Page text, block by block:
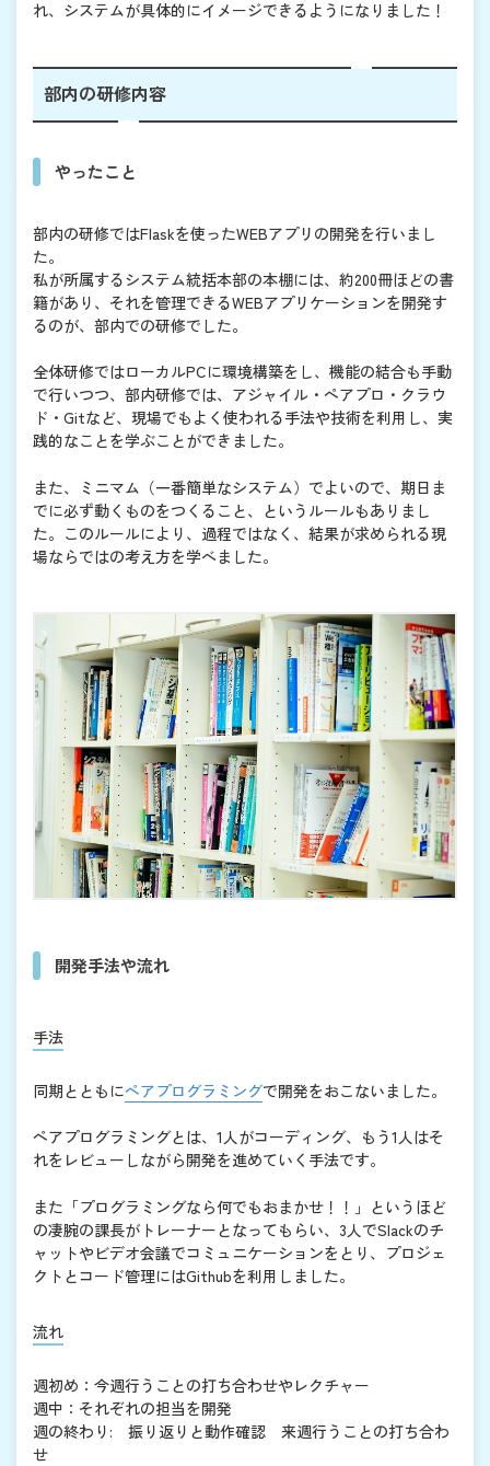
れ、システムが具体的にイメージできるようになりました！
部内の研修内容
やったこと
部内の研修ではFlaskを使ったWEBアプリの開発を行いまし
た。
私が所属するシステム統括本部の本棚には、約200冊ほどの書
籍があり、それを管理できるWEBアプリケーションを開発す
るのが、部内での研修でした。
全体研修ではローカルPCに環境構築をし、機能の結合も手動
で行いつつ、部内研修では、アジャイル・ペアプロ・クラウ
ド・Gitなど、現場でもよく使われる手法や技術を利用し、実
践的なことを学ぶことができました。
また、ミニマム（一番簡単なシステム）でよいので、期日ま
でに必ず動くものをつくること、というルールもありまし
た。このルールにより、過程ではなく、結果が求められる現
場ならではの考え方を学べました。
開発手法や流れ
手法
同期とともにペアプログラミングで開発をおこないました。
ペアプログラミングとは、1人がコーディング、もう1人はそ
れをレビューしながら開発を進めていく手法です。
また「プログラミングなら何でもおまかせ！！」というほど
の凄腕の課長がトレーナーとなってもらい、3人でSlackのチ
ャットやビデオ会議でコミュニケーションをとり、プロジェ
クトとコード管理にはGithubを利用しました。
流れ
週初め：今週行うことの打ち合わせやレクチャー
週中：それぞれの担当を開発
週の終わり: 振り返りと動作確認 来週行うことの打ち合わ
せ